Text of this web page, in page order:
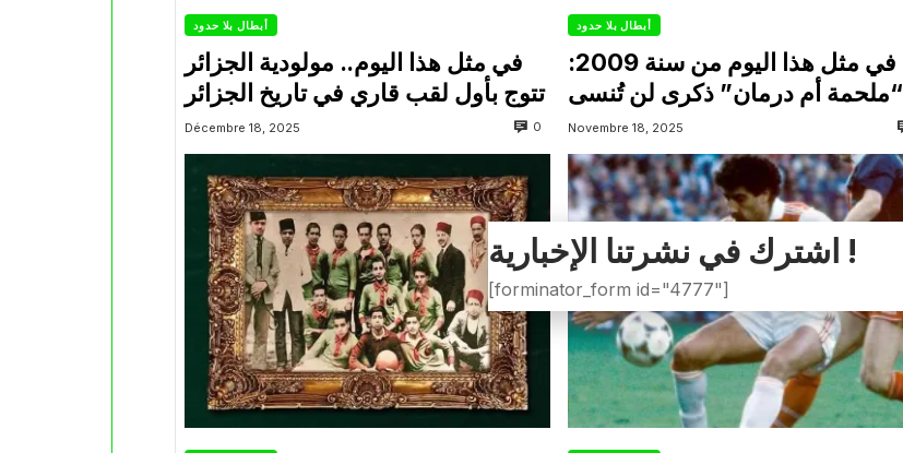
أبطال بلا حدود
في مثل هذا اليوم.. مولودية الجزائر
تتوج بأول لقب قاري في تاريخ الجزائر
Décembre 18, 2025 0
أبطال بلا حدود
في مثل هذا اليوم من سنة 2009:
“ملحمة أم درمان” ذكرى لن تُنسى
Novembre 18, 2025
اشترك في نشرتنا الإخبارية !
[forminator_form id="4777"]